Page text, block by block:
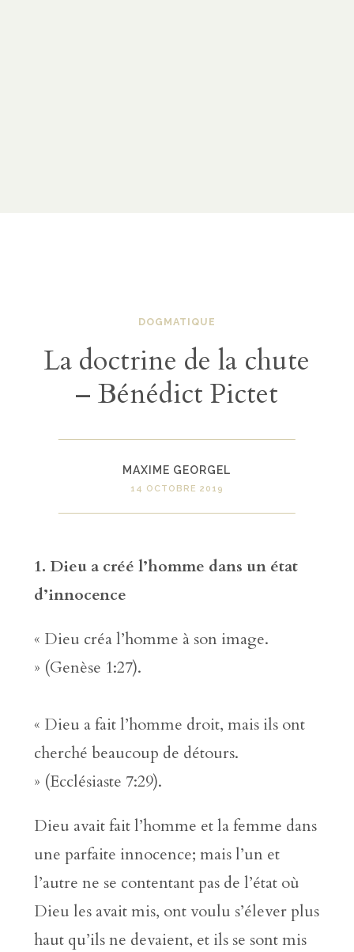
DOGMATIQUE
La doctrine de la chute
– Bénédict Pictet
MAXIME GEORGEL
14 OCTOBRE 2019
1. Dieu a créé l’homme dans un état
d’innocence
« Dieu créa l’homme à son image.
» (Genèse 1:27).
« Dieu a fait l’homme droit, mais ils ont
cherché beaucoup de détours.
» (Ecclésiaste 7:29).
Dieu avait fait l’homme et la femme dans
une parfaite innocence; mais l’un et
l’autre ne se contentant pas de l’état où
Dieu les avait mis, ont voulu s’élever plus
haut qu’ils ne devaient, et ils se sont mis